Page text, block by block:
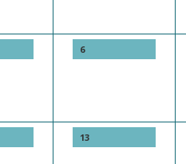
6
13